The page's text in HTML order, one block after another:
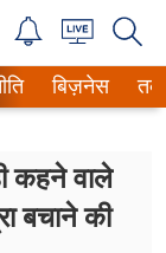
बिज़नेस
कहने वाले
बचाने की